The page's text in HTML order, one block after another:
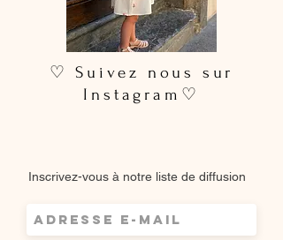
♡ Suivez nous sur
Instagram♡
Inscrivez-vous à notre liste de diffusion